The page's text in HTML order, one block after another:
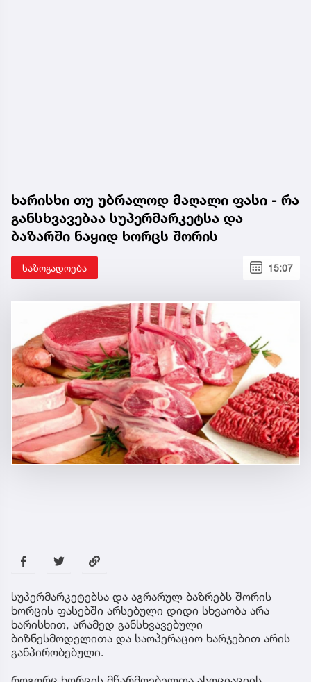
ხარისხი თუ უბრალოდ მაღალი ფასი - რა
განსხვავებაა სუპერმარკეტსა და
ბაზარში ნაყიდ ხორცს შორის
საზოგადოება 15:07
სუპერმარკეტებსა და აგრარულ ბაზრებს შორის
ხორცის ფასებში არსებული დიდი სხვაობა არა
ხარისხით, არამედ განსხვავებული
ბიზნესმოდელითა და საოპერაციო ხარჯებით არის
განპირობებული.